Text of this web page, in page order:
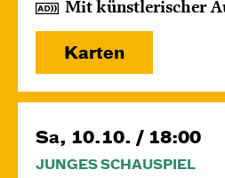
Mit künstlerischer
Karten
Sa, 10.10. / 18:00
JUNGES SCHAUSPIEL